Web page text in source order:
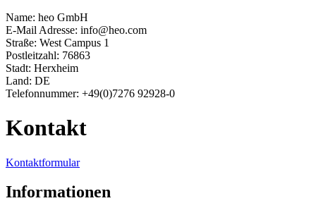
Name: heo GmbH
E-Mail Adresse: info@heo.com
Straße: West Campus 1
Postleitzahl: 76863
Stadt: Herxheim
Land: DE
Telefonnummer: +49(0)7276 92928-0
Kontakt
Kontaktformular
Informationen